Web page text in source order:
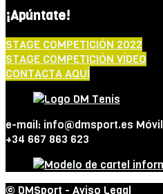
¡Apúntate!
STAGE COMPETICIÓN 2022
STAGE COMPETICIÓN VÍDEO
CONTACTA AQUÍ
e-mail: info@dmsport.es
+34 667 863 623
© DMSport - Aviso Legal